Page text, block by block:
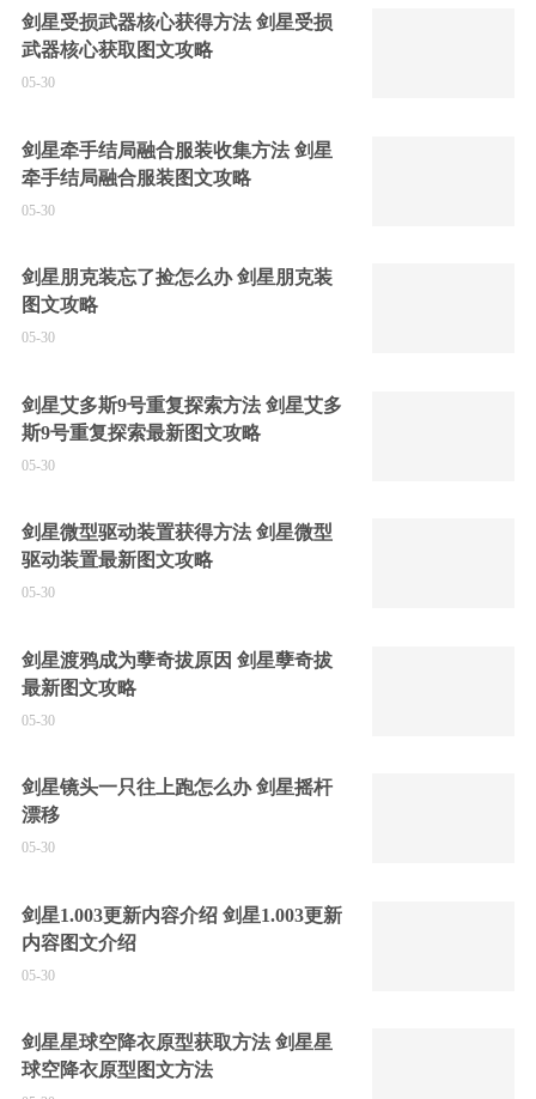
剑星受损武器核心获得方法 剑星受损
武器核心获取图文攻略
05-30
剑星牵手结局融合服装收集方法 剑星
牵手结局融合服装图文攻略
05-30
剑星朋克装忘了捡怎么办 剑星朋克装
图文攻略
05-30
剑星艾多斯9号重复探索方法 剑星艾多
斯9号重复探索最新图文攻略
05-30
剑星微型驱动装置获得方法 剑星微型
驱动装置最新图文攻略
05-30
剑星渡鸦成为孽奇拔原因 剑星孽奇拔
最新图文攻略
05-30
剑星镜头一只往上跑怎么办 剑星摇杆
漂移
05-30
剑星1.003更新内容介绍 剑星1.003更新
内容图文介绍
05-30
剑星星球空降衣原型获取方法 剑星星
球空降衣原型图文方法